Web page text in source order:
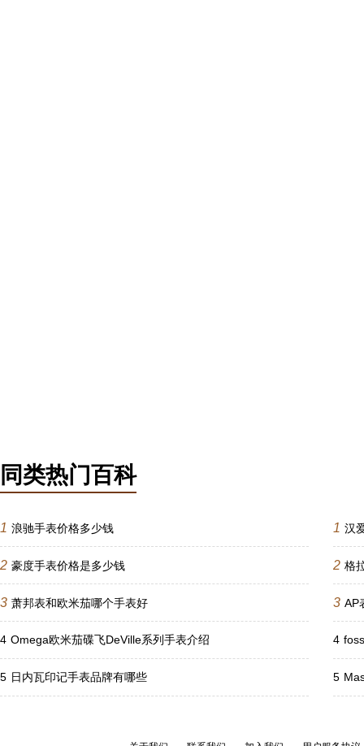
同类热门百科
1 浪驰手表价格多少钱
2 豪度手表价格是多少钱
3 萧邦表和欧米茄哪个手表好
4 Omega欧米茄碟飞DeVille系列手表介绍
5 日内瓦印记手表品牌有哪些
1 汉
2 格
3 AP
4
5